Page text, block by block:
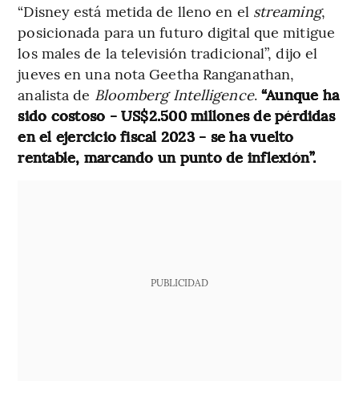
“Disney está metida de lleno en el streaming,
posicionada para un futuro digital que mitigue
los males de la televisión tradicional”, dijo el
jueves en una nota Geetha Ranganathan,
analista de Bloomberg Intelligence. “Aunque ha
sido costoso - US$2.500 millones de pérdidas
en el ejercicio fiscal 2023 - se ha vuelto
rentable, marcando un punto de inflexión”.
PUBLICIDAD